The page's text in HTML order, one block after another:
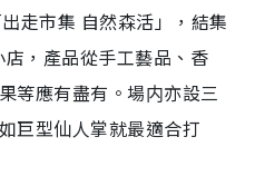
走市集 自然森活」，結集
，產品從手工藝品、香
等應有盡有。場内亦設三
巨型仙人掌就最適合打